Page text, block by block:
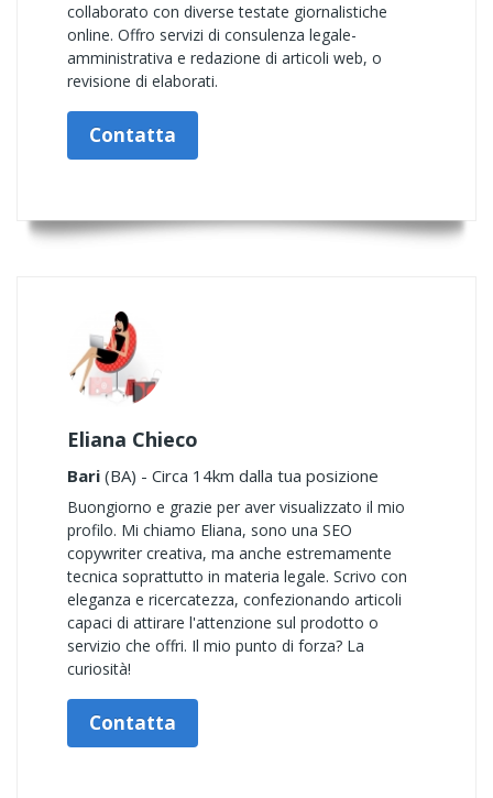
collaborato con diverse testate giornalistiche
online. Offro servizi di consulenza legale-
amministrativa e redazione di articoli web, o
revisione di elaborati.
Contatta
Eliana Chieco
Bari (BA) - Circa 14km dalla tua posizione
Buongiorno e grazie per aver visualizzato il mio
profilo. Mi chiamo Eliana, sono una SEO
copywriter creativa, ma anche estremamente
tecnica soprattutto in materia legale. Scrivo con
eleganza e ricercatezza, confezionando articoli
capaci di attirare l'attenzione sul prodotto o
servizio che offri. Il mio punto di forza? La
curiosità!
Contatta